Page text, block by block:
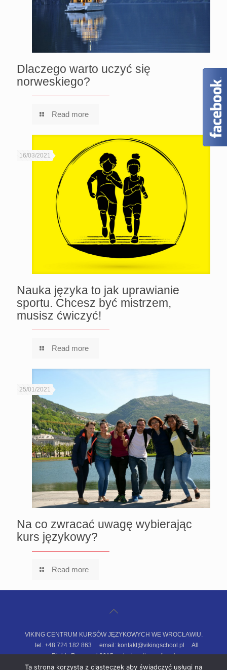
Dlaczego warto uczyć się
norweskiego?
Read more
16/03/2021
Nauka języka to jak uprawianie
sportu. Chcesz być mistrzem,
musisz ćwiczyć!
Read more
25/01/2021
Na co zwracać uwagę wybierając
kurs językowy?
Read more
VIKING CENTRUM KURSÓW JĘZYKOWYCH WE WROCŁAWIU.
tel. +48 724 182 863 email: kontakt@vikingschool.pl All
Rights Reserved 2015. design:threeofus.pl
Polityka prywatności
Regulamin sklepu
Ta strona korzysta z ciasteczek aby świadczyć usługi na